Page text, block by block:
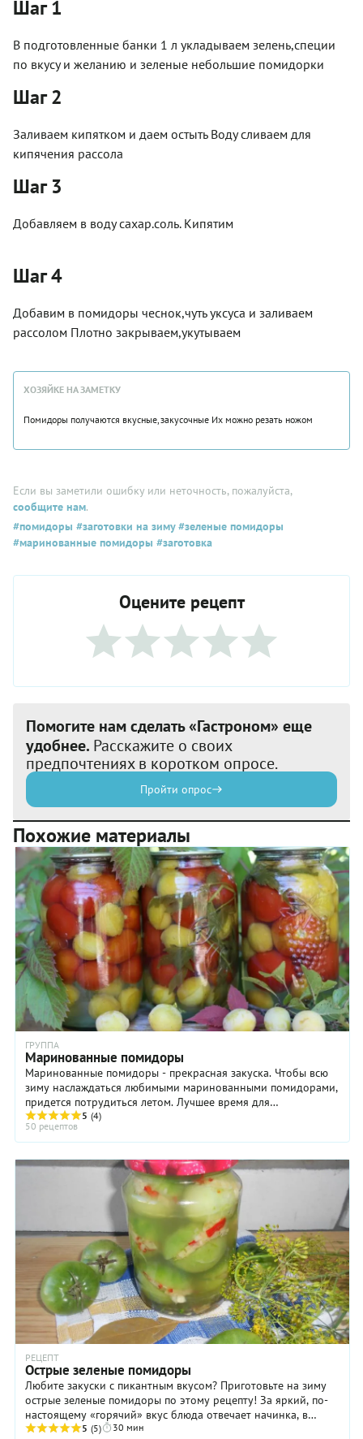
Шаг 1
В подготовленные банки 1 л укладываем зелень,специи
по вкусу и желанию и зеленые небольшие помидорки
Шаг 2
Заливаем кипятком и даем остыть Воду сливаем для
кипячения рассола
Шаг 3
Добавляем в воду сахар.соль. Кипятим
Шаг 4
Добавим в помидоры чеснок,чуть уксуса и заливаем
рассолом Плотно закрываем,укутываем
ХОЗЯЙКЕ НА ЗАМЕТКУ
Помидоры получаются вкусные,закусочные Их можно резать ножом
Если вы заметили ошибку или неточность, пожалуйста,
сообщите нам.
#помидоры #заготовки на зиму#зеленые помидоры
#маринованные помидоры #заготовка
Оцените рецепт
Помогите нам сделать «Гастроном» еще
удобнее. Расскажите о своих
предпочтениях в коротком опросе.
Пройти опрос
Похожие материалы
ГРУППА
Маринованные помидоры
Маринованные помидоры - прекрасная закуска. Чтобы всю
зиму наслаждаться любимыми маринованными помидорами,
придется потрудиться летом. Лучшее время для
маринования помидоров - август и начало ...
5 (4)
50 рецептов
РЕЦЕПТ
Острые зеленые помидоры
Любите закуски с пикантным вкусом? Приготовьте на зиму
острые зеленые помидоры по этому рецепту! За яркий, по-
настоящему «горячий» вкус блюда отвечает начинка, в
состав которой входят измельченные ...
5 (5) 30 мин